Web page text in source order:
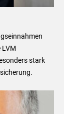
LVM
stark